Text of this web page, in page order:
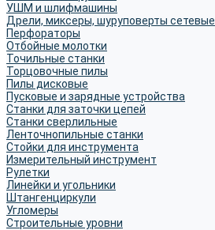
УШМ и шлифмашины
Дрели, миксеры, шуруповерты сетевые
Перфораторы
Отбойные молотки
Точильные станки
Торцовочные пилы
Пилы дисковые
Пусковые и зарядные устройства
Станки для заточки цепей
Станки сверлильные
Ленточнопильные станки
Стойки для инструмента
Измерительный инструмент
Рулетки
Линейки и угольники
Штангенциркули
Угломеры
Строительные уровни